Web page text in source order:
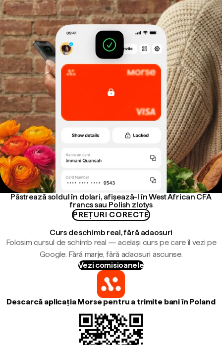
Păstrează soldul în dolari, afișează-l în West African CFA
francs sau Polish zlotys
PREȚURI CORECTE
Curs de schimb real, fără adaosuri
Folosim cursul de schimb real — același curs pe care îl vezi pe
Google. Fără marje, fără adaosuri ascunse.
Vezi comisioanele
Descarcă aplicația Morse pentru a trimite bani în Poland